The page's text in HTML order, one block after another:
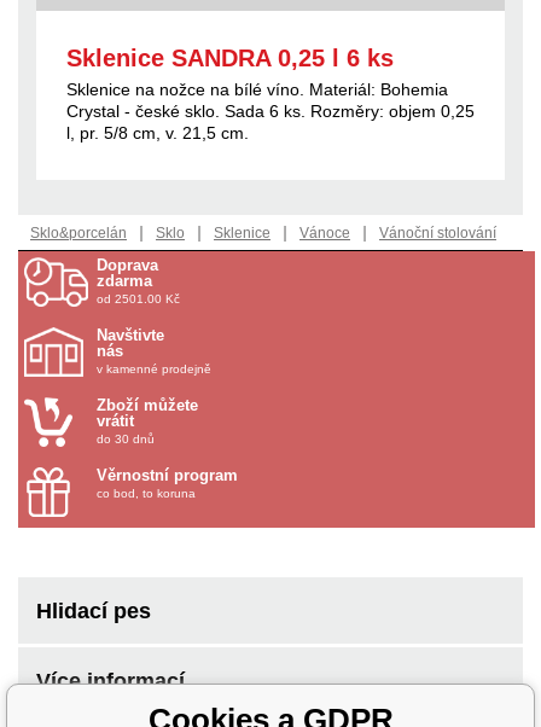
Sklenice SANDRA 0,25 l 6 ks
Sklenice na nožce na bílé víno. Materiál: Bohemia
Crystal - české sklo. Sada 6 ks. Rozměry: objem 0,25
l, pr. 5/8 cm, v. 21,5 cm.
Sklo&porcelán | Sklo | Sklenice | Vánoce | Vánoční stolování
Doprava
zdarma
od 2501.00 Kč
Navštivte
nás
v kamenné prodejně
Zboží můžete
vrátit
do 30 dnů
Věrnostní program
co bod, to koruna
Hlidací pes
Více informací
Cookies a GDPR